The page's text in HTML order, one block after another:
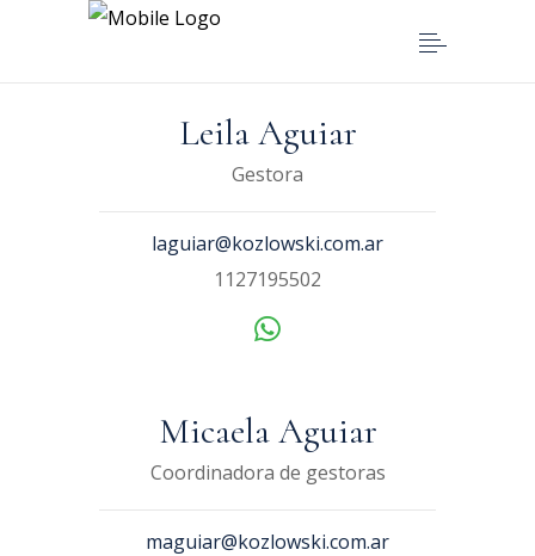
Leila Aguiar
Gestora
laguiar@kozlowski.com.ar
1127195502
Micaela Aguiar
Coordinadora de gestoras
maguiar@kozlowski.com.ar